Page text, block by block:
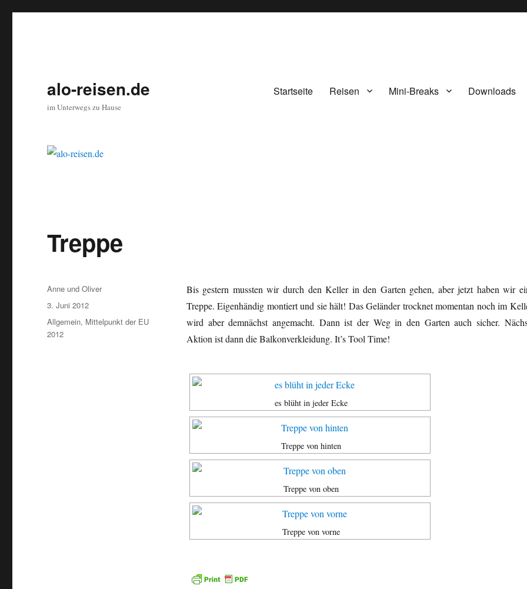
alo-reisen.de
im Unterwegs zu Hause
Startseite Reisen Mini-Breaks Downloads
Treppe
Bis gestern mussten wir durch den Keller in den Garten gehen, aber jetzt haben wir
Treppe. Eigenhändig montiert und sie hält! Das Geländer trocknet momentan noch im
wird aber demnächst angemacht. Dann ist der Weg in den Garten auch sicher.
Aktion ist dann die Balkonverkleidung. It’s Tool Time!
es blüht in jeder Ecke
Treppe von hinten
Treppe von oben
Treppe von vorne
Autor
Anne und Oliver
Veröffentlicht
am
3. Juni 2012
Kategorien
Allgemein, Mittelpunkt der EU
2012